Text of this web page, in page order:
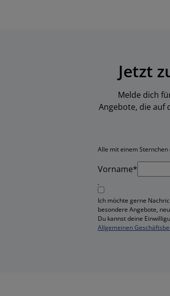
Jetzt
Melde dich
Angebote, die auf
Alle mit einem
Vorname*
Ich möchte gerne
besondere Angebote,
Du kannst deine
Allgemeinen